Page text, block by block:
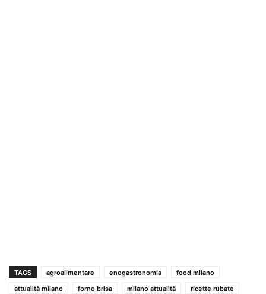
TAGS agroalimentare enogastronomia
food milano
attualità milano
forno brisa milano attualità
ricette rubate